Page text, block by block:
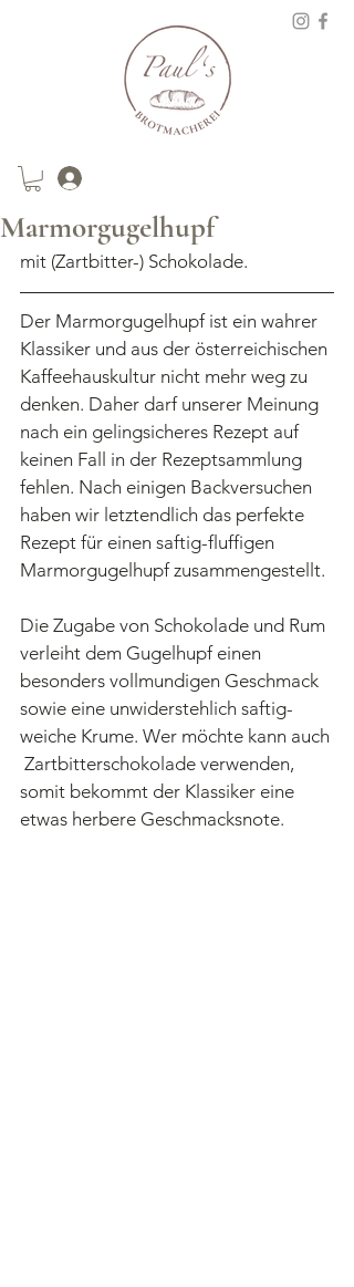
Marmorgugelhupf
mit (Zartbitter-) Schokolade.
Der Marmorgugelhupf ist ein wahrer
Klassiker und aus der österreichischen
Kaffeehauskultur nicht mehr weg zu
denken. Daher darf unserer Meinung
nach ein gelingsicheres Rezept auf
keinen Fall in der Rezeptsammlung
fehlen. Nach einigen Backversuchen
haben wir letztendlich das perfekte
Rezept für einen saftig-fluffigen
Marmorgugelhupf zusammengestellt.
Die Zugabe von Schokolade und Rum
verleiht dem Gugelhupf einen
besonders vollmundigen Geschmack
sowie eine unwiderstehlich saftig-
weiche Krume. Wer möchte kann auch
Zartbitterschokolade verwenden,
somit bekommt der Klassiker eine
etwas herbere Geschmacksnote.